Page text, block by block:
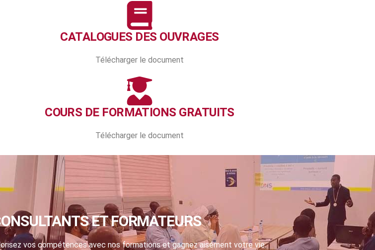
CATALOGUES DES OUVRAGES
Télécharger le document
COURS DE FORMATIONS GRATUITS
Télécharger le document
ET FORMATEURS
vos compétences avec nos formations et gagnez aisément votre vie.